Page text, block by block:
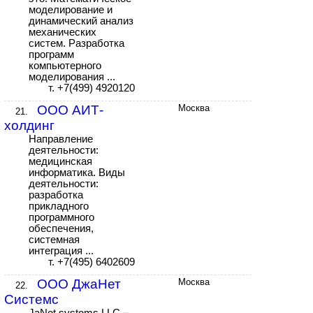
моделирование и
динамический анализ
механических
систем. Разработка
программ
компьютерного
моделирования ...
т. +7(499) 4920120
21.
ООО АИТ-
холдинг
Направление
деятельности:
медицинская
информатика. Виды
деятельности:
разработка
прикладного
программного
обеспечения,
системная
интеграция ...
т. +7(495) 6402609
Москва
22.
ООО ДжаНет
Системс
Москва